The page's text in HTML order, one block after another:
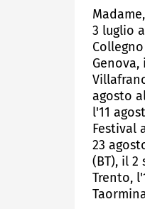
3 luglio
Genova,
agosto
l'11
Festival
23
(BT), il 2
Trento,